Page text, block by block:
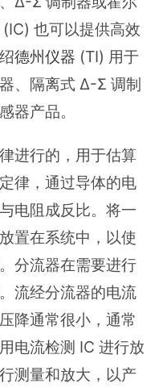
也可以提供高效
德州仪器 (TI) 用于
、隔离式 Δ-Σ 调制
器产品。
进行的，用于估算
律，通过导体的电
电阻成反比。将一
置在系统中，以使
分流器在需要进行
流经分流器的电流
降通常很小，通常
电流检测 IC 进行放
测量和放大，以产